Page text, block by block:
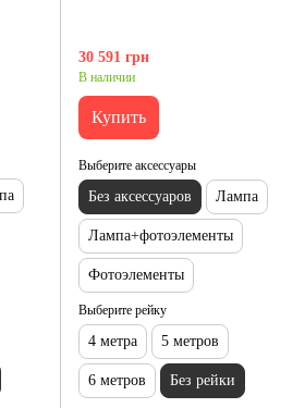
30 591 грн
В наличии
Купить
Выберите аксессуары
Без аксессуаров Лампа
Лампа+фотоэлементы
Фотоэлементы
Выберите рейку
4 метра 5 метров
6 метров Без рейки